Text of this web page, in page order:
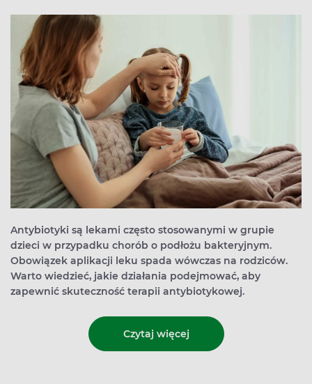
Antybiotyki są lekami często stosowanymi w grupie
dzieci w przypadku chorób o podłożu bakteryjnym.
Obowiązek aplikacji leku spada wówczas na rodziców.
Warto wiedzieć, jakie działania podejmować, aby
zapewnić skuteczność terapii antybiotykowej.
Czytaj więcej